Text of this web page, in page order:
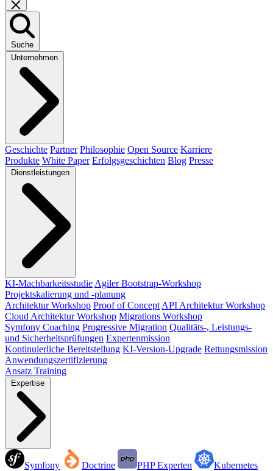
Suche
Unternehmen
Geschichte Partner Philosophie Open Source Karriere
Produkte White Paper Erfolgsgeschichten Blog Presse
Dienstleistungen
KI-Machbarkeitsstudie Agiler Bootstrap-Workshop
Projektskalierung und -planung
Architektur Workshop Proof of Concept API Architektur Workshop
Cloud Architektur Workshop Migrations Workshop
Symfony Coaching Progressive Migration Qualitäts-, Leistungs-
und Sicherheitsprüfungen Expertenmission
Kontinuierliche Bereitstellung KI-Version-Upgrade Rettungsmission
Anwendungszertifizierung
Ansatz Training
Expertise
Symfony Doctrine PHP Experten Kubernetes